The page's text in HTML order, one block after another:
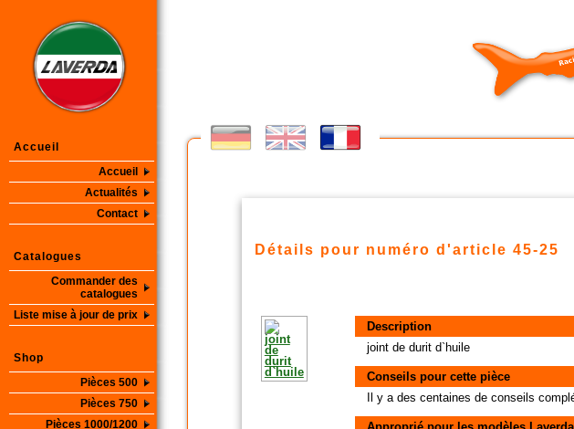
Accueil
Accueil
Actualités
Contact
Catalogues
Commander des
catalogues
Liste mise à jour de prix
Shop
Pièces 500
Pièces 750
Pièces 1000/1200
Détails pour numéro d'article 45-25
Description
joint de durit d`huile
Conseils pour cette pièce
Il y a des centaines de conseils